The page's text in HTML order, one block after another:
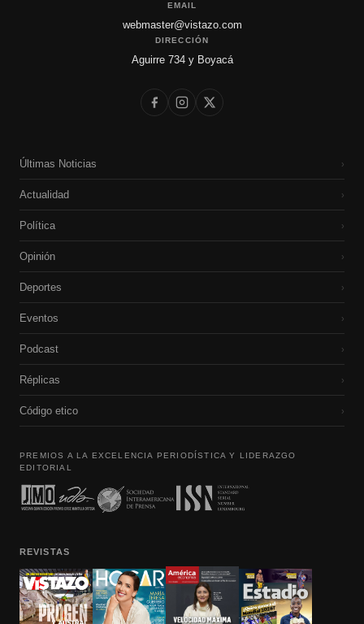
EMAIL
webmaster@vistazo.com
DIRECCIÓN
Aguirre 734 y Boyacá
Últimas Noticias ›
Actualidad ›
Política ›
Opinión ›
Deportes ›
Eventos ›
Podcast ›
Réplicas ›
Código etico ›
PREMIOS A LA EXCELENCIA PERIODÍSTICA Y LIDERAZGO
EDITORIAL
REVISTAS